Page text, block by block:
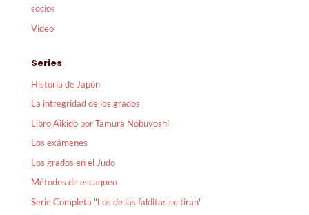
socios
Video
Series
Historia de Japón
La intregridad de los grados
Libro Aikido por Tamura Nobuyoshi
Los exámenes
Los grados en el Judo
Métodos de escaqueo
Serie Completa "Los de las falditas se tiran"